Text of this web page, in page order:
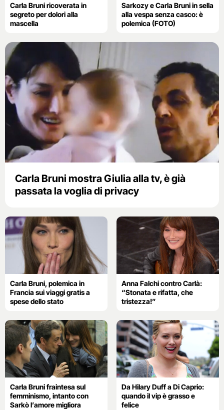
Carla Bruni ricoverata in
segreto per dolori alla
mascella
Sarkozy e Carla Bruni in sella
alla vespa senza casco: è
polemica (FOTO)
Carla Bruni mostra Giulia alla tv, è già
passata la voglia di privacy
Carla Bruni, polemica in
Francia sui viaggi gratis a
spese dello stato
Anna Falchi contro Carlà:
“Stonata e rifatta, che
tristezza!”
Carla Bruni fraintesa sul
femminismo, intanto con
Sarkò l’amore migliora
Da Hilary Duff a Di Caprio:
quando il vip è grasso e
felice